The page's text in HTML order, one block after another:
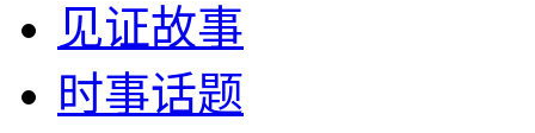
见证故事
时事话题